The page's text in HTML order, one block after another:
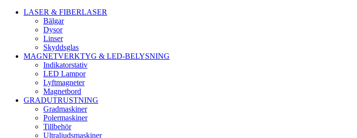
LASER & FIBERLASER
Bälgar
Dysor
Linser
Skyddsglas
MAGNETVERKTYG & LED-BELYSNING
Indikatorstativ
LED Lampor
Lyftmagneter
Magnetbord
GRADUTRUSTNING
Gradmaskiner
Polermaskiner
Tillbehör
Ultraljudsmaskiner